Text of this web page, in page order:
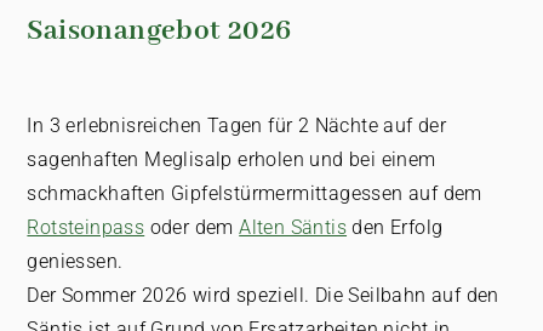
Saisonangebot 2026
In 3 erlebnisreichen Tagen für 2 Nächte auf der
sagenhaften Meglisalp erholen und bei einem
schmackhaften Gipfelstürmermittagessen auf dem
Rotsteinpass oder demAlten Säntis den Erfolg
geniessen.
Der Sommer 2026 wird speziell. Die Seilbahn auf den